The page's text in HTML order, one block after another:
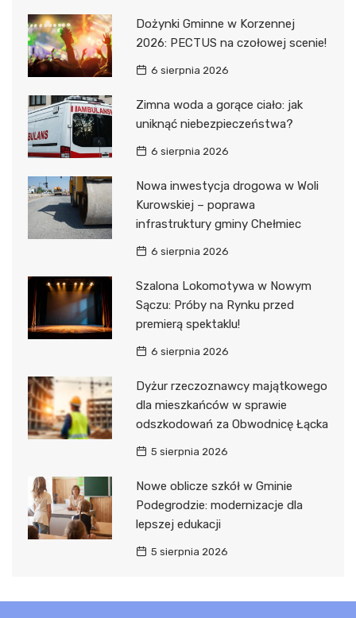
Dożynki Gminne w Korzennej
2026: PECTUS na czołowej scenie!
6 sierpnia 2026
Zimna woda a gorące ciało: jak
uniknąć niebezpieczeństwa?
6 sierpnia 2026
Nowa inwestycja drogowa w Woli
Kurowskiej – poprawa
infrastruktury gminy Chełmiec
6 sierpnia 2026
Szalona Lokomotywa w Nowym
Sączu: Próby na Rynku przed
premierą spektaklu!
6 sierpnia 2026
Dyżur rzeczoznawcy majątkowego
dla mieszkańców w sprawie
odszkodowań za Obwodnicę Łącka
5 sierpnia 2026
Nowe oblicze szkół w Gminie
Podegrodzie: modernizacje dla
lepszej edukacji
5 sierpnia 2026